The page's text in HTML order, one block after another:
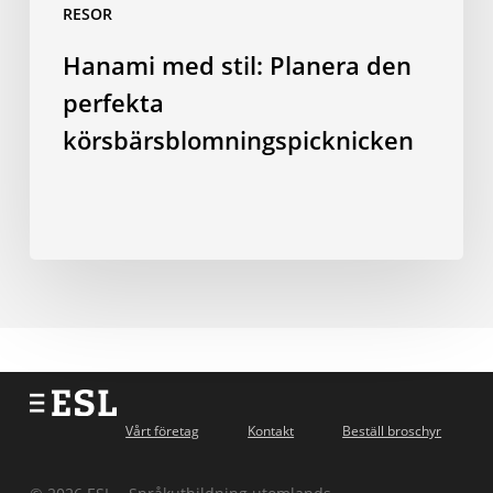
RESOR
Hanami med stil: Planera den
perfekta
körsbärsblomningspicknicken
Vårt företag Kontakt Beställ broschyr